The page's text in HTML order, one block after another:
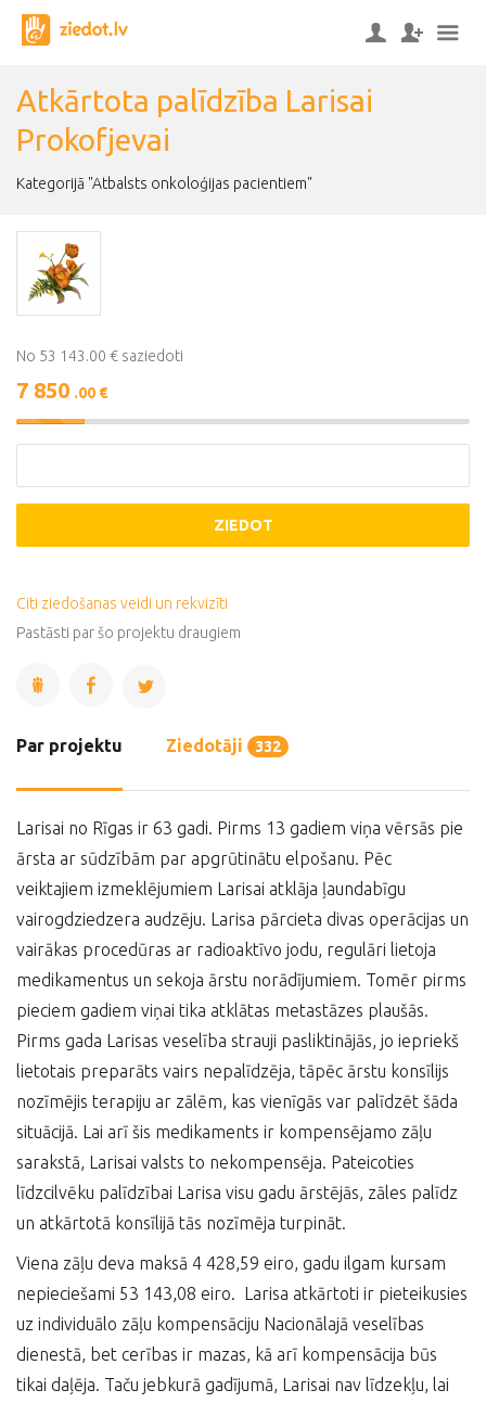
Atkārtota palīdzība Larisai
Prokofjevai
Kategorijā "Atbalsts onkoloģijas pacientiem"
No 53 143.00 € saziedoti
7 850 .00 €
15%
Complete
ZIEDOT
Citi ziedošanas veidi un rekvizīti
Pastāsti par šo projektu draugiem
Par projektu Ziedotāji 332
Larisai no Rīgas ir 63 gadi. Pirms 13 gadiem viņa vērsās pie
ārsta ar sūdzībām par apgrūtinātu elpošanu. Pēc
veiktajiem izmeklējumiem Larisai atklāja ļaundabīgu
vairogdziedzera audzēju. Larisa pārcieta divas operācijas un
vairākas procedūras ar radioaktīvo jodu, regulāri lietoja
medikamentus un sekoja ārstu norādījumiem. Tomēr pirms
pieciem gadiem viņai tika atklātas metastāzes plaušās.
Pirms gada Larisas veselība strauji pasliktinājās, jo iepriekš
lietotais preparāts vairs nepalīdzēja, tāpēc ārstu konsīlijs
nozīmējis terapiju ar zālēm, kas vienīgās var palīdzēt šāda
situācijā. Lai arī šis medikaments ir kompensējamo zāļu
sarakstā, Larisai valsts to nekompensēja. Pateicoties
līdzcilvēku palīdzībai Larisa visu gadu ārstējās, zāles palīdz
un atkārtotā konsīlijā tās nozīmēja turpināt.
Viena zāļu deva maksā 4 428,59 eiro, gadu ilgam kursam
nepieciešami 53 143,08 eiro. Larisa atkārtoti ir pieteikusies
uz individuālo zāļu kompensāciju Nacionālajā veselības
dienestā, bet cerības ir mazas, kā arī kompensācija būs
tikai daļēja. Taču jebkurā gadījumā, Larisai nav līdzekļu, lai